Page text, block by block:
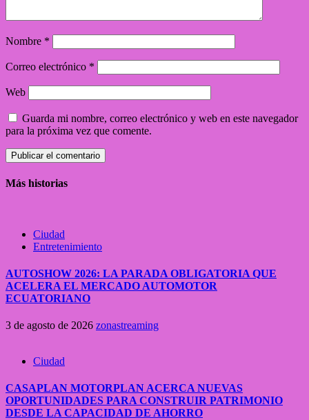
Nombre *
Correo electrónico *
Web
Guarda mi nombre, correo electrónico y web en este navegador
para la próxima vez que comente.
Más historias
Ciudad
Entretenimiento
AUTOSHOW 2026: LA PARADA OBLIGATORIA QUE
ACELERA EL MERCADO AUTOMOTOR
ECUATORIANO
3 de agosto de 2026 zonastreaming
Ciudad
CASAPLAN MOTORPLAN ACERCA NUEVAS
OPORTUNIDADES PARA CONSTRUIR PATRIMONIO
DESDE LA CAPACIDAD DE AHORRO